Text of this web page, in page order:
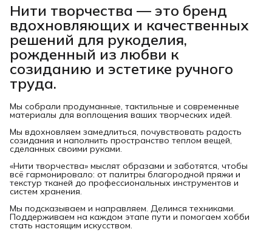
Нити творчества — это бренд
вдохновляющих и качественных
решений для рукоделия,
рожденный из любви к
созиданию и эстетике ручного
труда.
Мы собрали продуманные, тактильные и современные
материалы для воплощения ваших творческих идей.
Мы вдохновляем замедлиться, почувствовать радость
созидания и наполнить пространство теплом вещей,
сделанных своими руками.
«Нити творчества» мыслят образами и заботятся, чтобы
всё гармонировало: от палитры благородной пряжи и
текстур тканей до профессиональных инструментов и
систем хранения.
Мы подсказываем и направляем. Делимся техниками.
Поддерживаем на каждом этапе пути и помогаем хобби
стать настоящим искусством.